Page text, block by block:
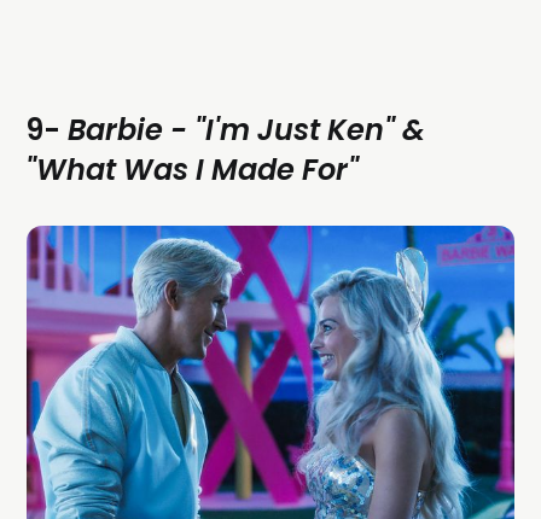
9- Barbie - "I'm Just Ken" &
"What Was I Made For"